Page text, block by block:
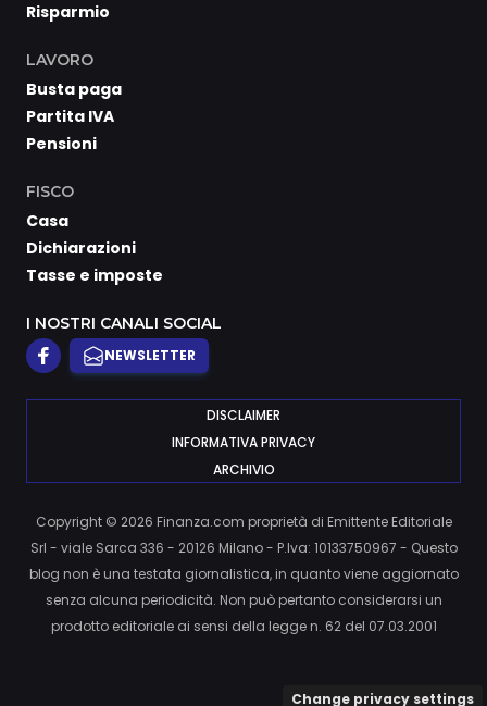
Risparmio
LAVORO
Busta paga
Partita IVA
Pensioni
FISCO
Casa
Dichiarazioni
Tasse e imposte
I NOSTRI CANALI SOCIAL
NEWSLETTER
DISCLAIMER
INFORMATIVA PRIVACY
ARCHIVIO
Copyright © 2026 Finanza.com proprietà di Emittente Editoriale
Srl - viale Sarca 336 - 20126 Milano - P.Iva: 10133750967 - Questo
blog non è una testata giornalistica, in quanto viene aggiornato
senza alcuna periodicità. Non può pertanto considerarsi un
prodotto editoriale ai sensi della legge n. 62 del 07.03.2001
Change privacy settings